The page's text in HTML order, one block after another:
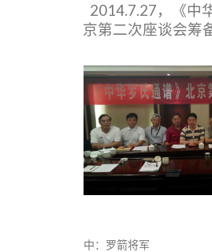
2014.7.27，《中
京第二次座谈会筹
中：罗箭将军